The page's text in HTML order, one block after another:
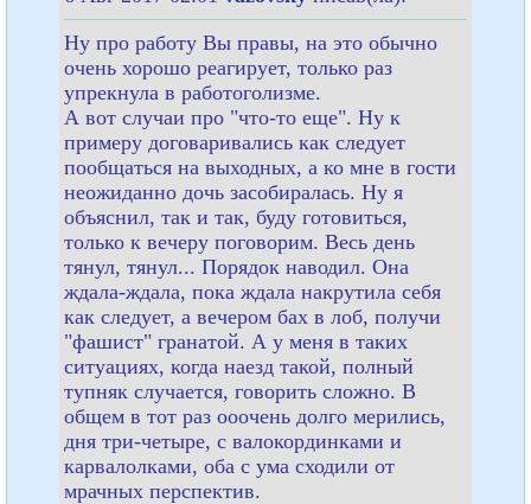
Ну про работу Вы правы, на это обычно
очень хорошо реагирует, только раз
упрекнула в работоголизме.
А вот случаи про "что-то еще". Ну к
примеру договаривались как следует
пообщаться на выходных, а ко мне в гости
неожиданно дочь засобиралась. Ну я
объяснил, так и так, буду готовиться,
только к вечеру поговорим. Весь день
тянул, тянул... Порядок наводил. Она
ждала-ждала, пока ждала накрутила себя
как следует, а вечером бах в лоб, получи
"фашист" гранатой. А у меня в таких
ситуациях, когда наезд такой, полный
тупняк случается, говорить сложно. В
общем в тот раз ооочень долго мерились,
дня три-четыре, с валокординками и
карвалолками, оба с ума сходили от
мрачных перспектив.